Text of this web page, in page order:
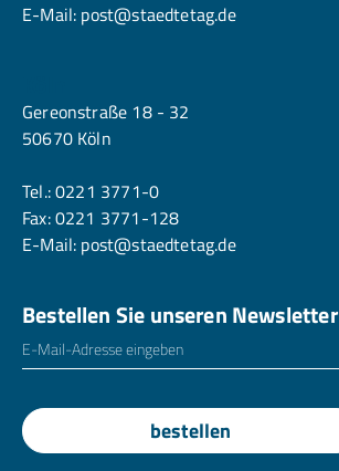
E-Mail: post@staedtetag.de
Gereonstraße 18 - 32
50670 Köln
Tel.:0221 3771-0
Fax: 0221 3771-128
E-Mail: post@staedtetag.de
Bestellen Sie unseren Newsletter
E-Mailadresse
bestellen